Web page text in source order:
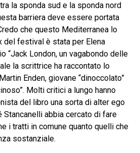
la sponda sud e la sponda nord
barriera deve essere portata
che questo Mediterranea lo
del festival è stata per Elena
“Jack London, un vagabondo delle
la scrittrice ha raccontato lo
Enden, giovane “dinoccolato”
Molti critici a lungo hanno
del libro una sorta di alter ego
abbia cercato di fare
i tratti in comune quanto quelli che
sostanziale.